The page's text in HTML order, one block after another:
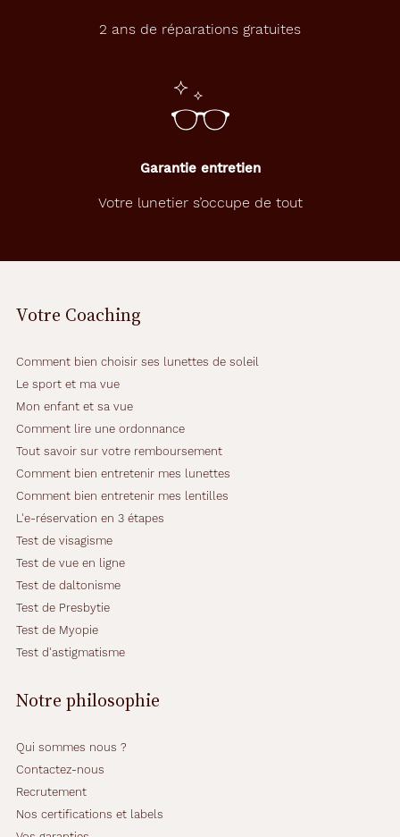
2 ans de réparations gratuites
Garantie entretien
Votre lunetier s’occupe de tout
Votre Coaching
Comment bien choisir ses lunettes de soleil
Le sport et ma vue
Mon enfant et sa vue
Comment lire une ordonnance
Tout savoir sur votre remboursement
Comment bien entretenir mes lunettes
Comment bien entretenir mes lentilles
L'e-réservation en 3 étapes
Test de visagisme
Test de vue en ligne
Test de daltonisme
Test de Presbytie
Test de Myopie
Test d'astigmatisme
Notre philosophie
Qui sommes nous ?
Contactez-nous
Recrutement
Nos certifications et labels